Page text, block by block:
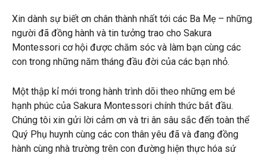
Xin dành sự biết ơn chân thành nhất tới các Ba Mẹ – những
người đã đồng hành và tin tưởng trao cho Sakura
Montessori cơ hội được chăm sóc và làm bạn cùng các
con trong những năm tháng đầu đời của các bạn nhỏ.
Một thập kỉ mới trong hành trình dõi theo những em bé
hạnh phúc của Sakura Montessori chính thức bắt đầu.
Chúng tôi xin gửi lời cảm ơn và tri ân sâu sắc đến toàn thể
Quý Phụ huynh cùng các con thân yêu đã và đang đồng
hành cùng nhà trường trên con đường hiện thực hóa sứ